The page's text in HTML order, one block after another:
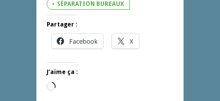
SÉPARATION BUREAUX
Partager :
Facebook X
J’aime ça :
Chargement…